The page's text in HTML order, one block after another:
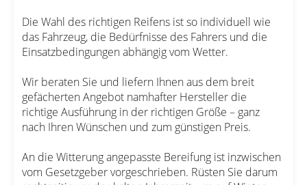
Die Wahl des richtigen Reifens ist so individuell wie
das Fahrzeug, die Bedürfnisse des Fahrers und die
Einsatzbedingungen abhängig vom Wetter.
Wir beraten Sie und liefern Ihnen aus dem breit
gefächerten Angebot namhafter Hersteller die
richtige Ausführung in der richtigen Größe – ganz
nach Ihren Wünschen und zum günstigen Preis.
An die Witterung angepasste Bereifung ist inzwischen
vom Gesetzgeber vorgeschrieben. Rüsten Sie darum